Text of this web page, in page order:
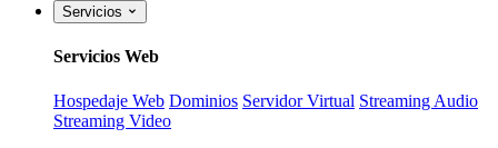
Servicios
Servicios Web
Hospedaje Web Dominios Servidor Virtual Streaming Audio
Streaming Video